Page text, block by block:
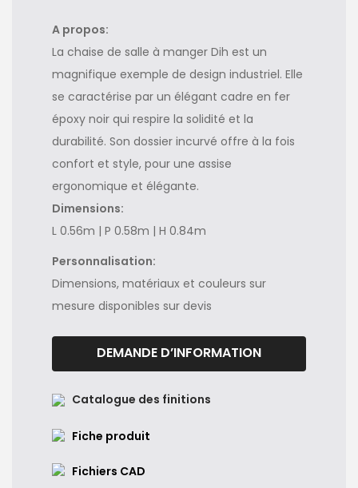
A propos:
La chaise de salle à manger Dih est un
magnifique exemple de design industriel. Elle
se caractérise par un élégant cadre en fer
époxy noir qui respire la solidité et la
durabilité. Son dossier incurvé offre à la fois
confort et style, pour une assise
ergonomique et élégante.
Dimensions:
L 0.56m | P 0.58m | H 0.84m
Personnalisation:
Dimensions, matériaux et couleurs sur
mesure disponibles sur devis
DEMANDE D’INFORMATION
Catalogue des finitions
Fiche produit
Fichiers CAD